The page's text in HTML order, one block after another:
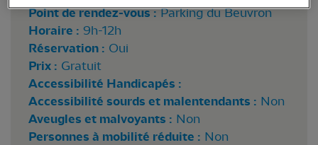
Point de rendez-vous : Parking du Beuvron
Horaire : 9h-12h
Réservation : Oui
Prix : Gratuit
Accessibilité Handicapés :
Accessibilité sourds et malentendants : Non
Aveugles et malvoyants : Non
Personnes à mobilité réduite : Non